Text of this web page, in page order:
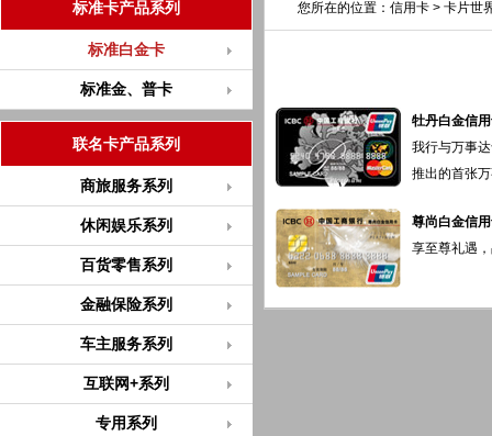
标准卡产品系列
标准白金卡
标准金、普卡
联名卡产品系列
商旅服务系列
休闲娱乐系列
百货零售系列
金融保险系列
车主服务系列
互联网+系列
专用系列
您所在的位置： 信用卡 > 卡片世
牡丹白金信
我行与万事
推出的首张
尊尚白金信
享至尊礼遇